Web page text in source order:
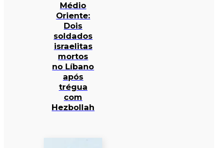
Médio
Oriente:
Dois
soldados
israelitas
mortos
no Líbano
após
trégua
com
Hezbollah